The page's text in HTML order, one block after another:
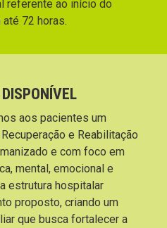
referente ao início do
72 horas.
aos pacientes um
e Reabilitação
e com foco em
mental, emocional e
estrutura hospitalar
proposto, criando um
que busca fortalecer a